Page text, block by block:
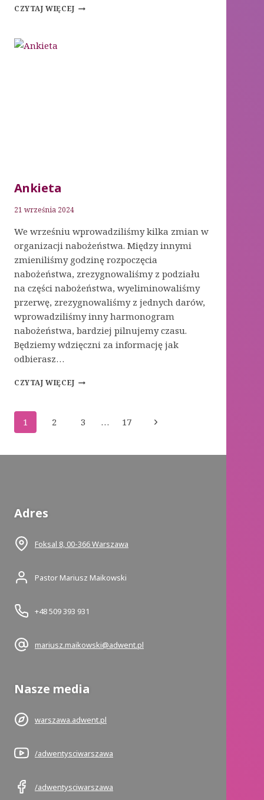
CZYTAJ WIĘCEJNAJGORSZE
Ankieta
21 września 2024
We wrześniu wprowadziliśmy kilka zmian w
organizacji nabożeństwa. Między innymi
zmieniliśmy godzinę rozpoczęcia
nabożeństwa, zrezygnowaliśmy z podziału
na części nabożeństwa, wyeliminowaliśmy
przerwę, zrezygnowaliśmy z jednych darów,
wprowadziliśmy inny harmonogram
nabożeństwa, bardziej pilnujemy czasu.
Będziemy wdzięczni za informację jak
odbierasz…
CZYTAJ WIĘCEJANKIETA
Nawigacja
strony
1 2 3 … 17
Następna
Adres
Foksal 8, 00-366 Warszawa
Pastor Mariusz Maikowski
+48 509 393 931
mariusz.maikowski@adwent.pl
Nasze media
warszawa.adwent.pl
/adwentysciwarszawa
/adwentysciwarszawa